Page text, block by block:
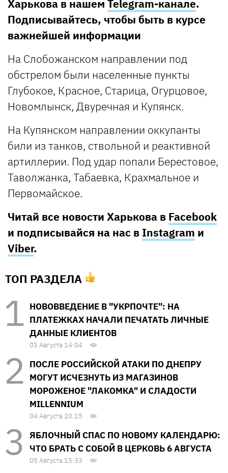
Харькова в нашем Telegram-канале.
Подписывайтесь, чтобы быть в курсе
важнейшей информации
На Слобожанском направлении под
обстрелом были населенные пункты
Глубокое, Красное, Старица, Огурцовое,
Новомлынск, Двуречная и Купянск.
На Купянском направлении оккупанты
били из танков, ствольной и реактивной
артиллерии. Под удар попали Берестовое,
Таволжанка, Табаевка, Крахмальное и
Первомайское.
Читай все новости Харькова в Facebook
и подписывайся на нас в Instagram и
Viber.
ТОП РАЗДЕЛА
НОВОВВЕДЕНИЕ В "УКРПОЧТЕ": НА
ПЛАТЕЖКАХ НАЧАЛИ ПЕЧАТАТЬ ЛИЧНЫЕ
ДАННЫЕ КЛИЕНТОВ
03 Августа 14:04
ПОСЛЕ РОССИЙСКОЙ АТАКИ ПО ДНЕПРУ
МОГУТ ИСЧЕЗНУТЬ ИЗ МАГАЗИНОВ
МОРОЖЕНОЕ "ЛАКОМКА" И СЛАДОСТИ
MILLENNIUM
04 Августа 20:15
ЯБЛОЧНЫЙ СПАС ПО НОВОМУ КАЛЕНДАРЮ:
ЧТО БРАТЬ С СОБОЙ В ЦЕРКОВЬ 6 АВГУСТА
05 Августа 15:33